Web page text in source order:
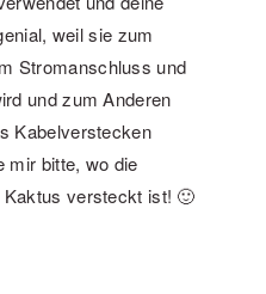
weil sie zum
Stromanschluss und
und zum Anderen
Kabelverstecken
mir bitte, wo die
versteckt ist! 🙂